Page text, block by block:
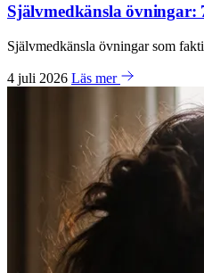
Självmedkänsla övningar:
Självmedkänsla övningar som
4 juli 2026 Läs mer